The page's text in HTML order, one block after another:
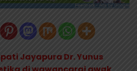
Jayapura Dr. Yunus